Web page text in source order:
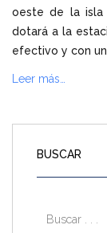
oeste de la isla
dotará a la
efectivo y con
Leer más…
BUSCAR